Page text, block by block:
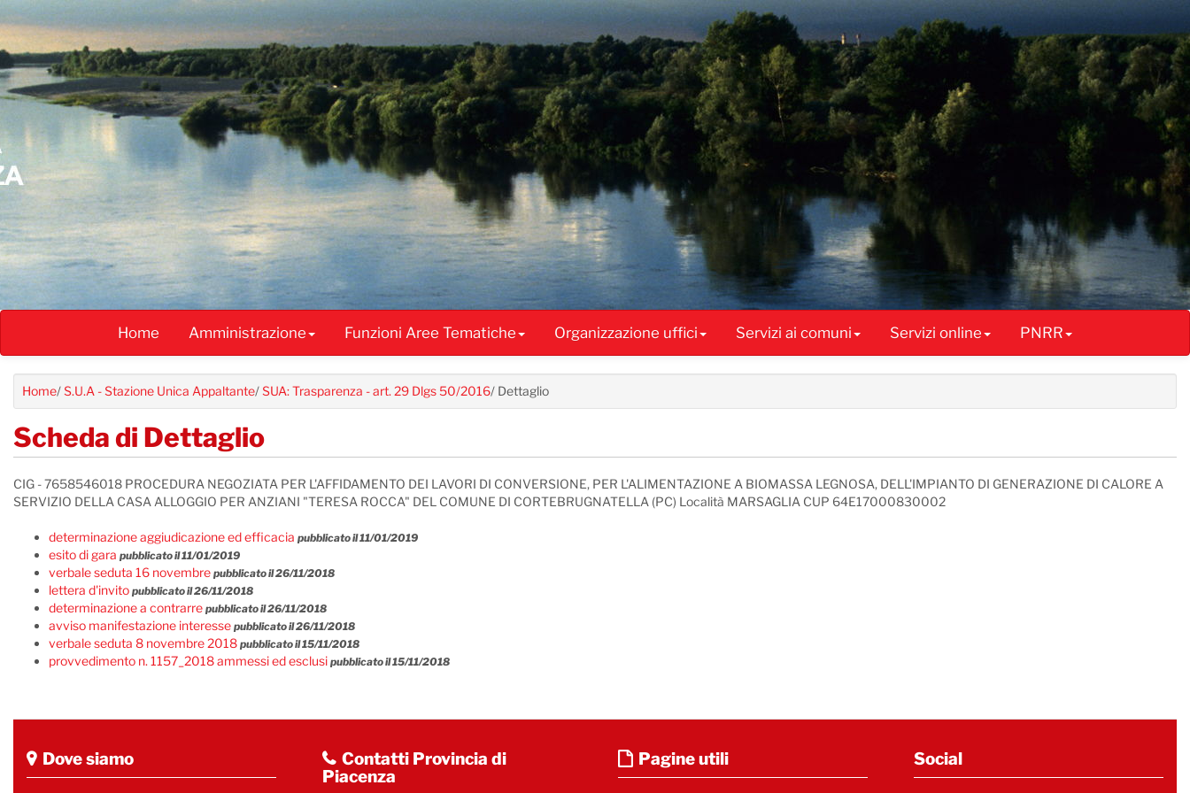
al
contenuto
principale
Home Amministrazione Funzioni Aree Tematiche Organizzazione uffici Servizi ai comuni Servizi online PNRR
Home/S.U.A - Stazione Unica Appaltante/SUA: Trasparenza - art. 29 Dlgs 50/2016/ Dettaglio
Scheda di Dettaglio
CIG - 7658546018 PROCEDURA NEGOZIATA PER L'AFFIDAMENTO DEI LAVORI DI CONVERSIONE, PER L'ALIMENTAZIONE A BIOMASSA LEGNOSA, DELL'IMPIANTO DI GENERAZIONE DI CALORE A
SERVIZIO DELLA CASA ALLOGGIO PER ANZIANI "TERESA ROCCA" DEL COMUNE DI CORTEBRUGNATELLA (PC) Località MARSAGLIA CUP 64E17000830002
determinazione aggiudicazione ed efficacia pubblicato il 11/01/2019
esito di gara pubblicato il 11/01/2019
verbale seduta 16 novembre pubblicato il 26/11/2018
lettera d'invito pubblicato il 26/11/2018
determinazione a contrarre pubblicato il 26/11/2018
avviso manifestazione interesse pubblicato il 26/11/2018
verbale seduta 8 novembre 2018 pubblicato il 15/11/2018
provvedimento n. 1157_2018 ammessi ed esclusi pubblicato il 15/11/2018
Dove siamo
Contatti Provincia di
Piacenza
Pagine utili Social